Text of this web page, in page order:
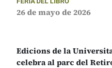
26 de mayo de 2026
Edicions de la
celebra al parc del